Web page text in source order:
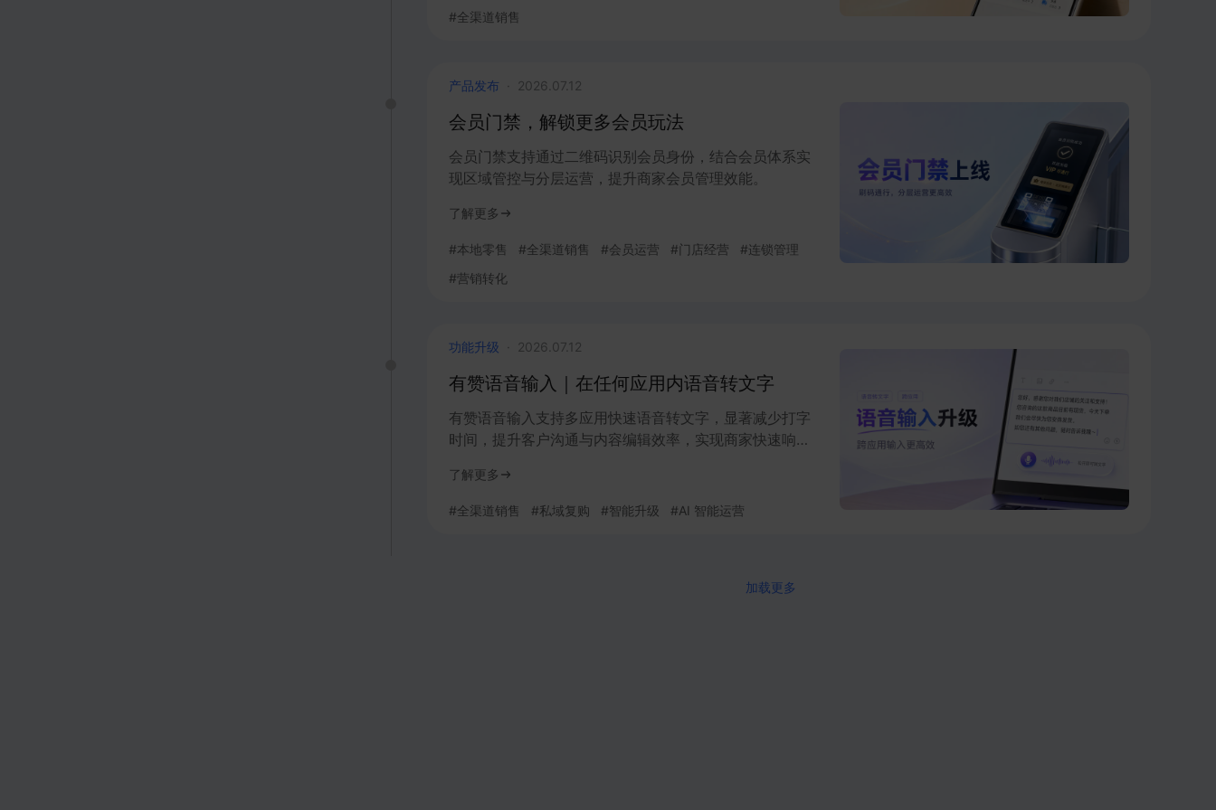
#全渠道销售
产品发布 · 2026.07.12
会员门禁，解锁更多会员玩法
会员门禁支持通过二维码识别会员身份，结合会员体系实
现区域管控与分层运营，提升商家会员管理效能。
了解更多
#本地零售 #全渠道销售 #会员运营 #门店经营 #连锁管理
#营销转化
功能升级 · 2026.07.12
有赞语音输入｜在任何应用内语音转文字
有赞语音输入支持多应用快速语音转文字，显著减少打字
时间，提升客户沟通与内容编辑效率，实现商家快速响
了解更多
#全渠道销售 #私域复购 #智能升级 #AI 智能运营
加载更多